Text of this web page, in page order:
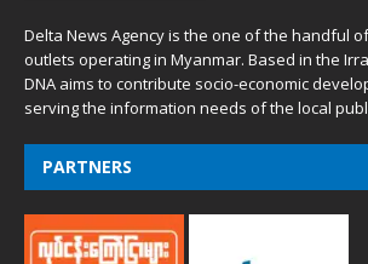
Delta News Agency is the one of the handful
outlets operating in Myanmar. Based in the
DNA aims to contribute socio-economic
serving the information needs of the local
PARTNERS